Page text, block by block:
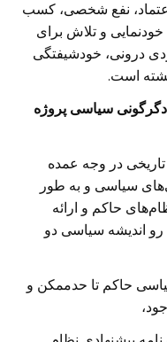
نفع شخصی، کسب
و تلاش برای
درونی، خودشیفتگی
است.
سیاسی پروژه
در وجه عمده
سیاسی و به طور
حاکم و ارائه
رو اندیشه سیاسی دو
حاکم تا حدممکن و